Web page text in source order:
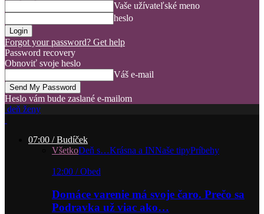
Vaše užívateľské meno
heslo
Forgot your password? Get help
Password recovery
Obnoviť svoje heslo
Váš e-mail
Heslo vám bude zaslané e-mailom
deň ženy
07:00 / Budíček
VšetkoDeň s…Krásna a INNaše tipyPríbehy
12:00 / Obed
Domáce varenie má svoje čaro. Prečo sa
Podravka už viac ako…